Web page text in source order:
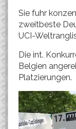
Sie fuhr
zweitbeste
UCI-
Die int.
Belgien
Platzierungen.